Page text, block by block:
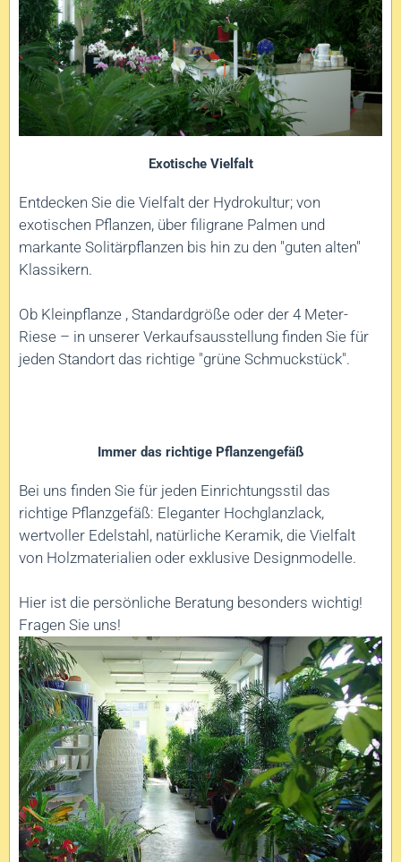
Exotische Vielfalt
Entdecken Sie die Vielfalt der Hydrokultur; von
exotischen Pflanzen, über filigrane Palmen und
markante Solitärpflanzen bis hin zu den "guten alten"
Klassikern.
Ob Kleinpflanze , Standardgröße oder der 4 Meter-
Riese – in unserer Verkaufsausstellung finden Sie für
jeden Standort das richtige "grüne Schmuckstück".
Immer das richtige Pflanzengefäß
Bei uns finden Sie für jeden Einrichtungsstil das
richtige Pflanzgefäß: Eleganter Hochglanzlack,
wertvoller Edelstahl, natürliche Keramik, die Vielfalt
von Holzmaterialien oder exklusive Designmodelle.
Hier ist die persönliche Beratung besonders wichtig!
Fragen Sie uns!